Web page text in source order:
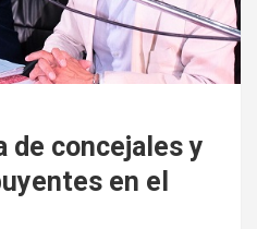
de concejales y
en el